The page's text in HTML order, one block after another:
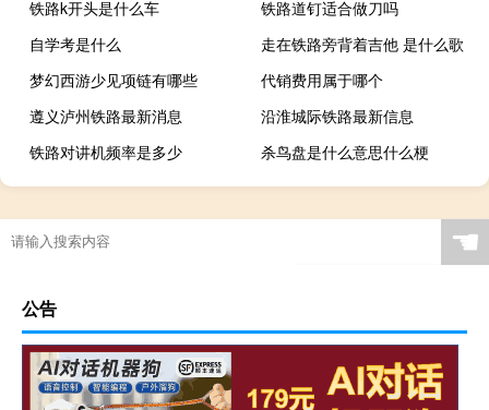
铁路k开头是什么车
铁路道钉适合做刀吗
自学考是什么
走在铁路旁背着吉他 是什么歌
梦幻西游少见项链有哪些
代销费用属于哪个
遵义泸州铁路最新消息
沿淮城际铁路最新信息
铁路对讲机频率是多少
杀鸟盘是什么意思什么梗
☚
公告